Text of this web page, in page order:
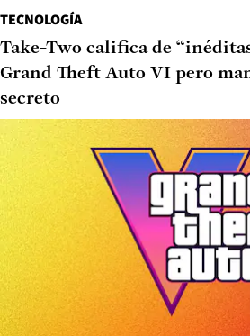
TECNOLOGÍA
Take-Two califica de
Grand Theft Auto VI pero
secreto